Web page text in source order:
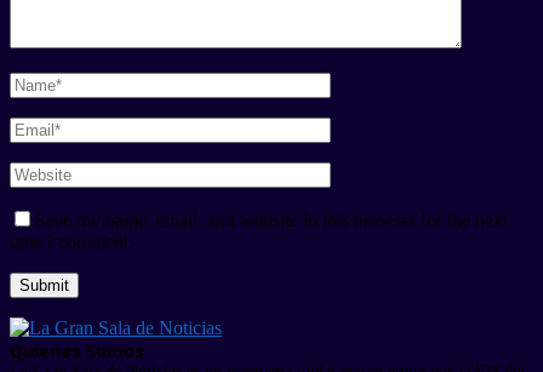
Save my name, email, and website in this browser for the next
time I comment.
Quienes Somos